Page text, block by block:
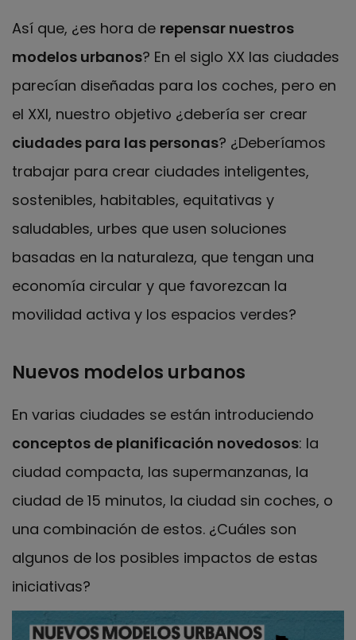
Así que, ¿es hora de repensar nuestros
modelos urbanos? En el siglo XX las ciudades
parecían diseñadas para los coches, pero en
el XXI, nuestro objetivo ¿debería ser crear
ciudades para las personas? ¿Deberíamos
trabajar para crear ciudades inteligentes,
sostenibles, habitables, equitativas y
saludables, urbes que usen soluciones
basadas en la naturaleza, que tengan una
economía circular y que favorezcan la
movilidad activa y los espacios verdes?
Nuevos modelos urbanos
En varias ciudades se están introduciendo
conceptos de planificación novedosos: la
ciudad compacta, las supermanzanas, la
ciudad de 15 minutos, la ciudad sin coches, o
una combinación de estos. ¿Cuáles son
algunos de los posibles impactos de estas
iniciativas?